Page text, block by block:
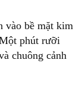
vào bề mặt kim
phút rưỡi
chuông cảnh